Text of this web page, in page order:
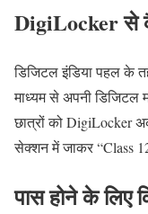
DigiLocker से
डिजिटल इंडिया पहल के
माध्यम से अपनी
छात्रों को DigiLocker
सेक्शन में जाकर “Class
पास होने के